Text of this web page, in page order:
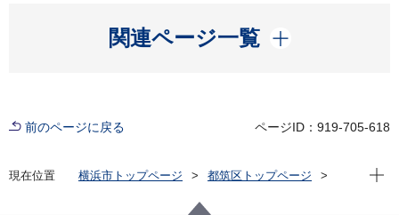
関連ページ一覧
開く
前のページに戻る ページID：919-705-618
現在位置 横浜市トップページ
都筑区トップページ
こんにちは、区長です！ 2023年度一覧
現在